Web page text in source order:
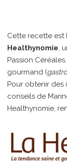
Cette recette
Healthynomie,
Passion
gourmand (
Pour obtenir
conseils de
Healthynomie,